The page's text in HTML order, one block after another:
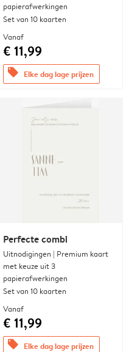
papierafwerkingen
Set van 10 kaarten
Vanaf
€ 11,99
offers Elke dag lage prijzen
Perfecte combi
Uitnodigingen | Premium kaart
met keuze uit 3
papierafwerkingen
Set van 10 kaarten
Vanaf
€ 11,99
offers Elke dag lage prijzen